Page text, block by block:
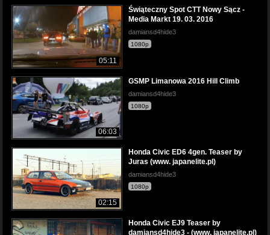
05:11
Świąteczny Spot CTT Nowy Sącz -
Media Markt 19. 03. 2016
damiansd4hide3
1080p
06:03
GSMP Limanowa 2016 Hill Climb
damiansd4hide3
1080p
02:15
Honda Civic ED6 4gen. Teaser by
Juras (www. japanelite.pl)
damiansd4hide3
1080p
Honda Civic EJ9 Teaser by
damiansd4hide3 - (www. japanelite.pl)